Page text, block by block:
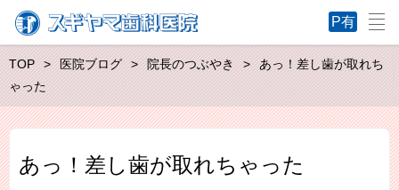
TOP 医院ブログ 院長のつぶやき
あっ！差し歯が取れち
ゃった
あっ！差し歯が取れちゃった